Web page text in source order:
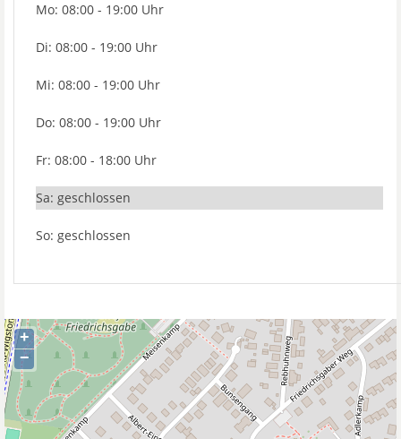
Mo: 08:00 - 19:00 Uhr
Di: 08:00 - 19:00 Uhr
Mi: 08:00 - 19:00 Uhr
Do: 08:00 - 19:00 Uhr
Fr: 08:00 - 18:00 Uhr
Sa: geschlossen
So: geschlossen